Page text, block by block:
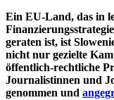
Ein EU-Land, das in
geraten ist, ist
nicht nur gezielte
öffentlich-rechtliche
Journalistinnen und
genommen und